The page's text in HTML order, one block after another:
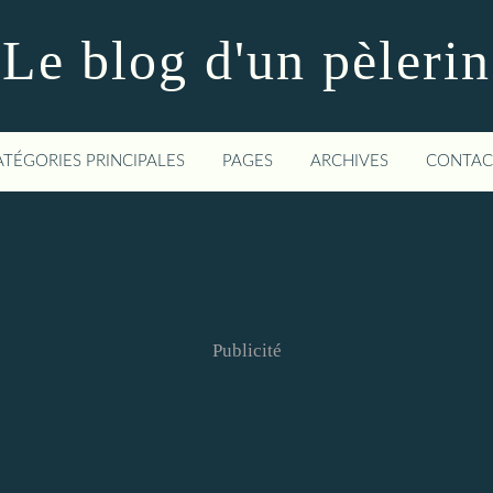
Le blog d'un pèlerin
PRINCIPALES PAGES ARCHIVES
Publicité